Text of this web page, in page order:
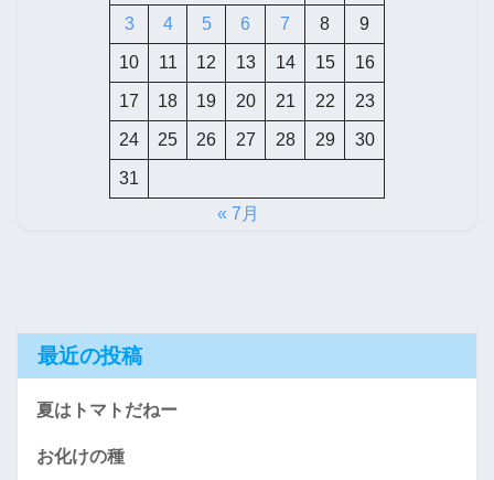
3 4 5 6 7 8 9
10 11 12 13 14 15 16
17 18 19 20 21 22 23
24 25 26 27 28 29 30
31
« 7月
最近の投稿
夏はトマトだねー
お化けの種